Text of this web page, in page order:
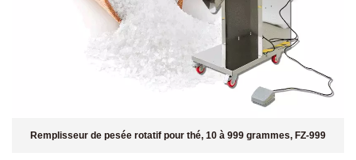
Remplisseur de pesée rotatif pour thé, 10 à 999 grammes, FZ-999